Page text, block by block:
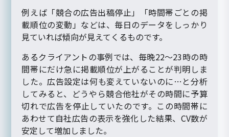
例えば「競合の広告出稿停止」「時間帯ごとの掲
載順位の変動」などは、毎日のデータをしっかり
見ていれば傾向が見えてくるものです。
あるクライアントの事例では、毎晩22〜23時の時
間帯にだけ急に掲載順位が上がることが判明しま
した。広告設定は何も変えていないのに…と分析
してみると、どうやら競合他社がその時間に予算
切れで広告を停止していたのです。この時間帯に
あわせて自社広告の表示を強化した結果、CV数が
安定して増加しました。